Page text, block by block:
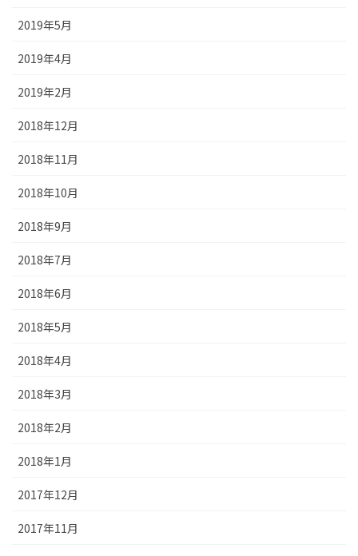
2019年5月
2019年4月
2019年2月
2018年12月
2018年11月
2018年10月
2018年9月
2018年7月
2018年6月
2018年5月
2018年4月
2018年3月
2018年2月
2018年1月
2017年12月
2017年11月